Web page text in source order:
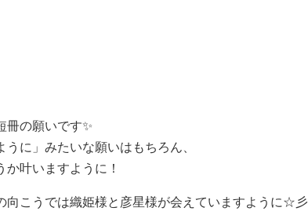
冊の願いです✨
に」みたいな願いはもちろん、
か叶いますように！
向こうでは織姫様と彦星様が会えていますように☆彡